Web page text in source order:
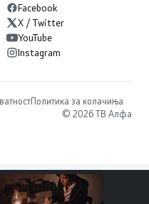
Facebook
X / Twitter
YouTube
Instagram
Политика за колачиња
© 2026 ТВ Алфа